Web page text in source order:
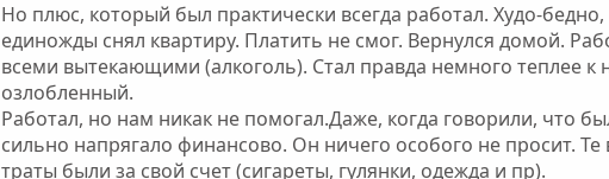
Но плюс, который был практически всегда работал. Худо-
единожды снял квартиру. Платить не смог. Вернулся домой.
всеми вытекающими (алкоголь). Стал правда немного теплее
озлобленный.
Работал, но нам никак не помогал.Даже, когда говорили, что
сильно напрягало финансово. Он ничего особого не просит.
траты были за свой счет (сигареты, гулянки, одежда и пр).